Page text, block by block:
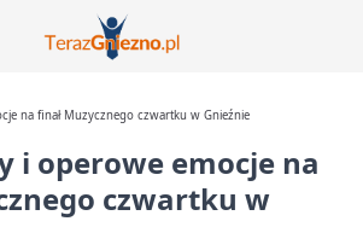
na finał Muzycznego czwartku w Gnieźnie
i operowe emocje na
czwartku w